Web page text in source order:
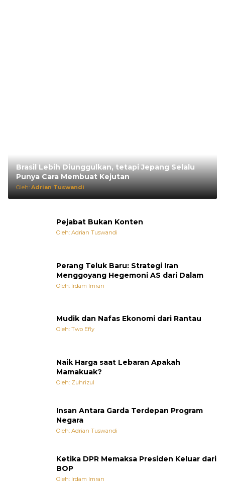
Brasil Lebih Diunggulkan, tetapi Jepang Selalu
Punya Cara Membuat Kejutan
Oleh: Adrian Tuswandi
Pejabat Bukan Konten
Oleh: Adrian Tuswandi
Perang Teluk Baru: Strategi Iran
Menggoyang Hegemoni AS dari Dalam
Oleh: Irdam Imran
Mudik dan Nafas Ekonomi dari Rantau
Oleh: Two Efly
Naik Harga saat Lebaran Apakah
Mamakuak?
Oleh: Zuhrizul
Insan Antara Garda Terdepan Program
Negara
Oleh: Adrian Tuswandi
Ketika DPR Memaksa Presiden Keluar dari
BOP
Oleh: Irdam Imran